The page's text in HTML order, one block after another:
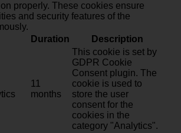
properly. These cookies ensure
and security features of the
Duration Description
11
months
This cookie is set by
GDPR Cookie
Consent plugin. The
cookie is used to
store the user
consent for the
cookies in the
category "Analytics".